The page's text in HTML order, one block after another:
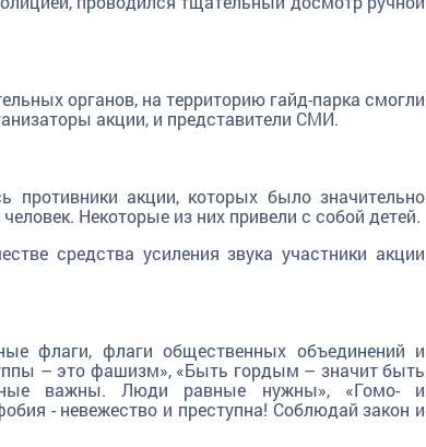
органов, на территорию гайд-парка смогли
акции, и представители СМИ.
противники акции, которых было значительно
Некоторые из них привели с собой детей.
средства усиления звука участники акции
флаги, флаги общественных объединений и
– это фашизм», «Быть гордым – значит быть
важны. Люди равные нужны», «Гомо- и
- невежество и преступна! Соблюдай закон и